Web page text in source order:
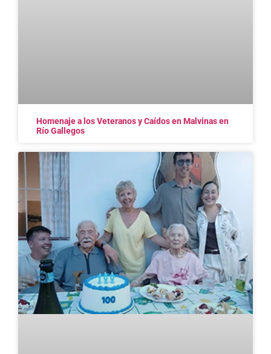
Homenaje a los Veteranos y Caídos en Malvinas en
Río Gallegos